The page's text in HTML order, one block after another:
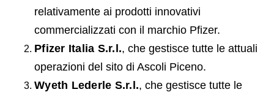
relativamente ai prodotti innovativi
commercializzati con il marchio Pfizer.
Pfizer Italia S.r.l., che gestisce tutte le attuali
operazioni del sito di Ascoli Piceno.
Wyeth Lederle S.r.l., che gestisce tutte le